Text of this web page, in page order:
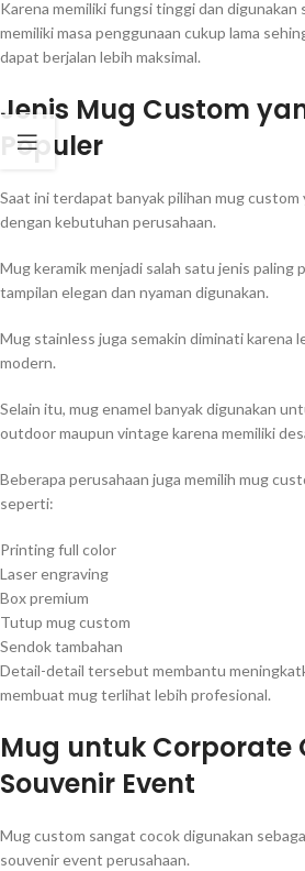
Karena memiliki fungsi tinggi dan digunakan
memiliki masa penggunaan cukup lama
dapat berjalan lebih maksimal.
Jenis Mug Custom
Populer
Saat ini terdapat banyak pilihan mug custom
dengan kebutuhan perusahaan.
Mug keramik menjadi salah satu jenis paling
tampilan elegan dan nyaman digunakan.
Mug stainless juga semakin diminati karena
modern.
Selain itu, mug enamel banyak digunakan
outdoor maupun vintage karena memiliki
Beberapa perusahaan juga memilih mug
seperti:
Printing full color
Laser engraving
Box premium
Tutup mug custom
Sendok tambahan
Detail-detail tersebut membantu
membuat mug terlihat lebih profesional.
Mug untuk Corporate
Souvenir Event
Mug custom sangat cocok digunakan
souvenir event perusahaan.